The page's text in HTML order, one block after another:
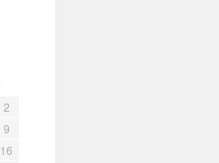
2
9
16